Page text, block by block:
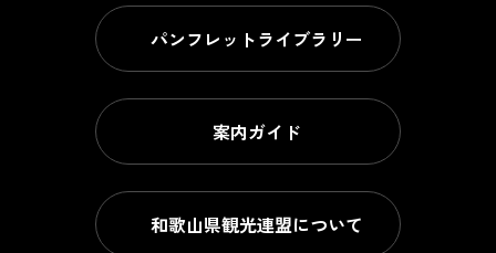
パンフレットライブラリー
案内ガイド
和歌山県観光連盟について